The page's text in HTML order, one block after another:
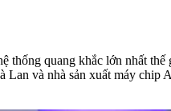
quang khắc lớn nhất
và nhà sản xuất máy chip